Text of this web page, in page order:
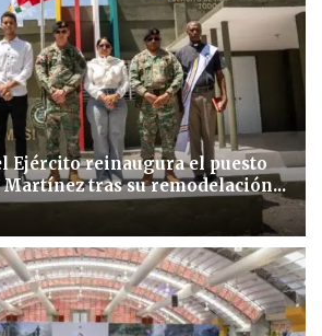
Ejército reinaugura el puesto
tras su remodelación...